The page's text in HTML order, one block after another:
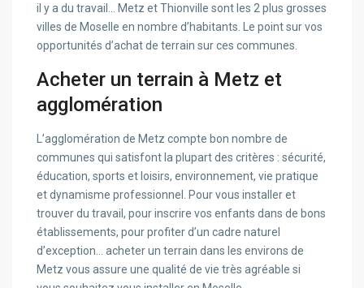
il y a du travail… Metz et Thionville sont les 2 plus grosses
villes de Moselle en nombre d’habitants. Le point sur vos
opportunités d’achat de terrain sur ces communes.
Acheter un terrain à Metz et
agglomération
L’agglomération de Metz compte bon nombre de
communes qui satisfont la plupart des critères : sécurité,
éducation, sports et loisirs, environnement, vie pratique
et dynamisme professionnel. Pour vous installer et
trouver du travail, pour inscrire vos enfants dans de bons
établissements, pour profiter d’un cadre naturel
d’exception… acheter un terrain dans les environs de
Metz vous assure une qualité de vie très agréable si